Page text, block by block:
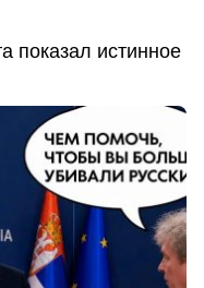
показал истинное